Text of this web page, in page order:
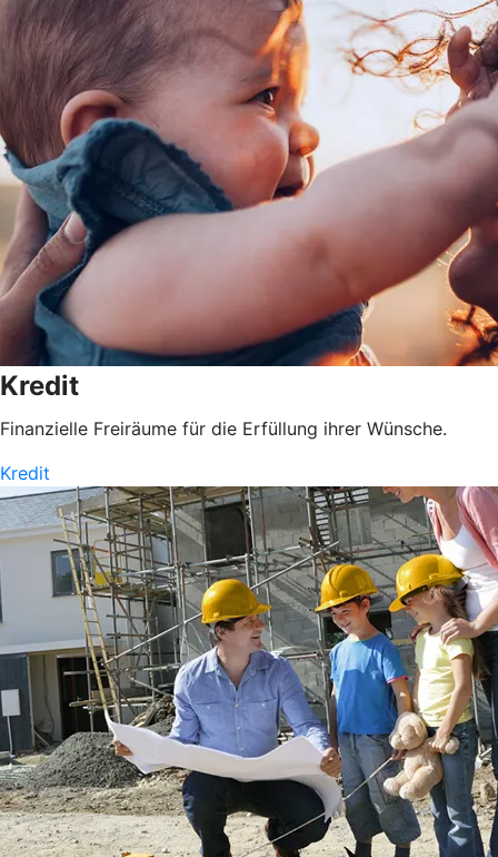
Kredit
Finanzielle Freiräume für die Erfüllung ihrer Wünsche.
Kredit